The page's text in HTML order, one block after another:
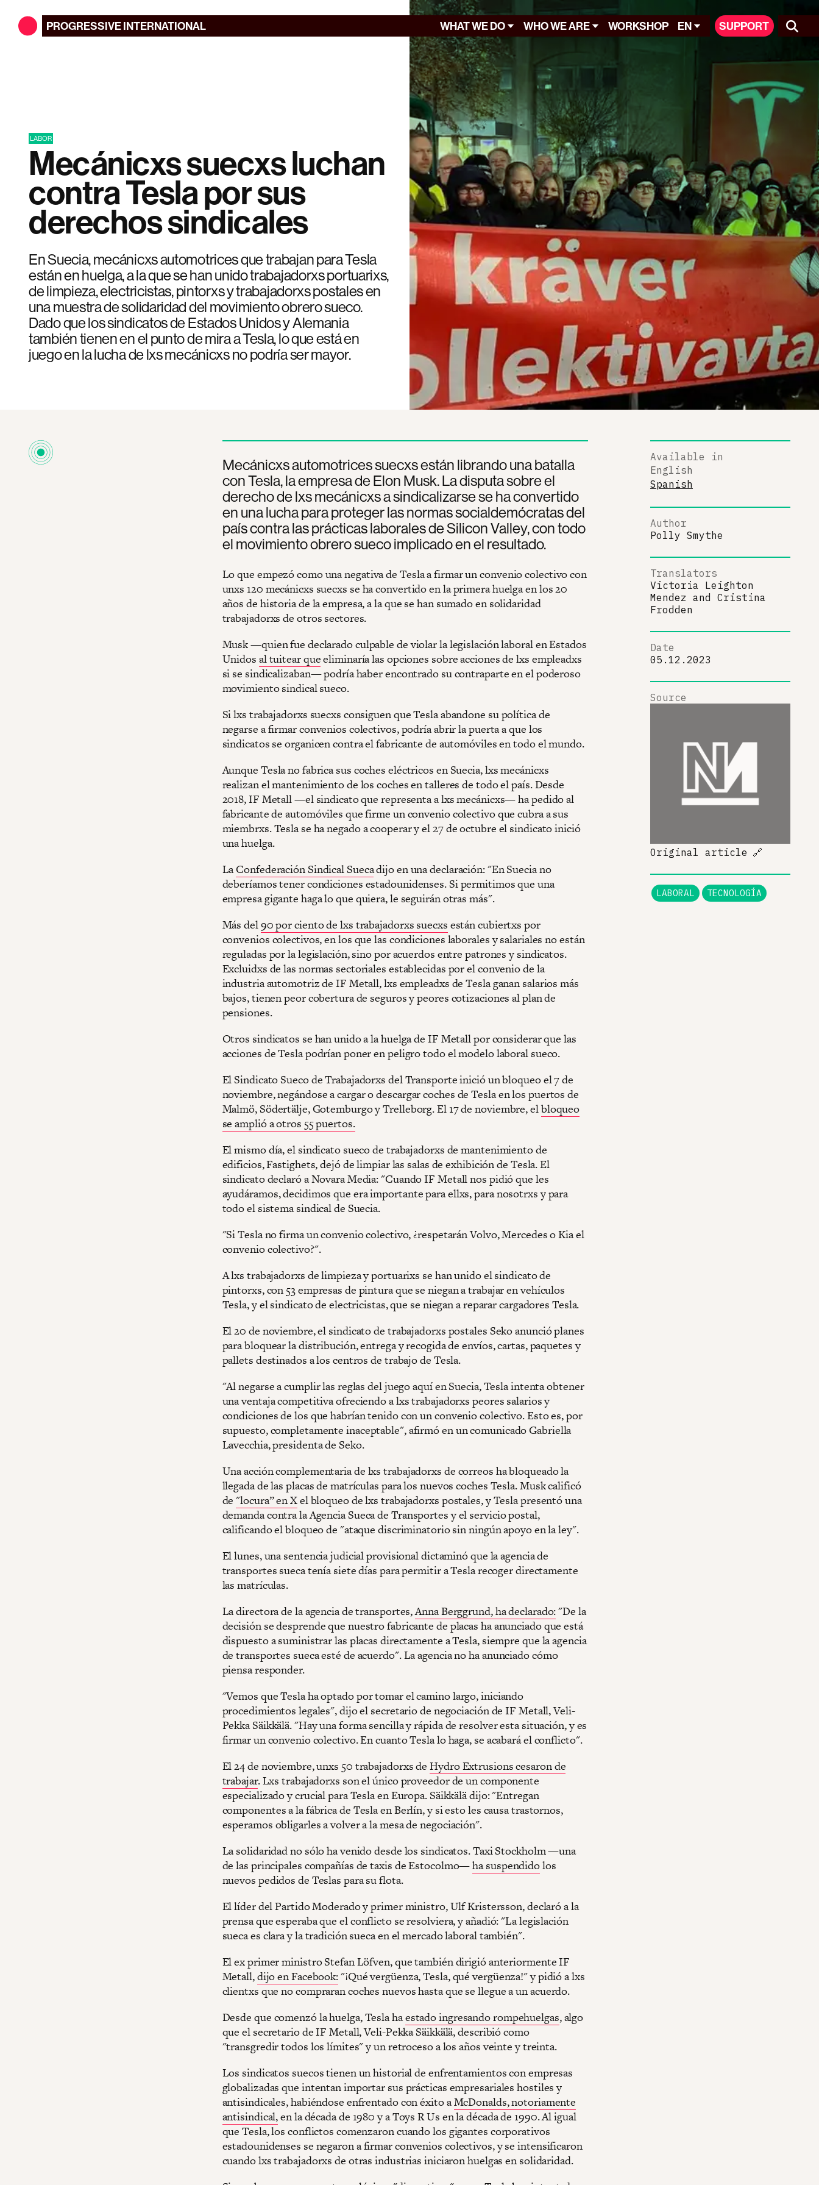
PROGRESSIVEINTERNATIONAL WHAT WE DO WHO WE ARE WORKSHOP EN SUPPORT
LABOR
Mecánicxs suecxs luchan
contra Tesla por sus
derechos sindicales
En Suecia, mecánicxs automotrices que trabajan para Tesla
están en huelga, a la que se han unido trabajadorxs portuarixs,
de limpieza, electricistas, pintorxs y trabajadorxs postales en
una muestra de solidaridad del movimiento obrero sueco.
Dado que los sindicatos de Estados Unidos y Alemania
también tienen en el punto de mira a Tesla, lo que está en
juego en la lucha de lxs mecánicxs no podría ser mayor.
Mecánicxs automotrices suecxs están librando una batalla
con Tesla, la empresa de Elon Musk. La disputa sobre el
derecho de lxs mecánicxs a sindicalizarse se ha convertido
en una lucha para proteger las normas socialdemócratas del
país contra las prácticas laborales de Silicon Valley, con todo
el movimiento obrero sueco implicado en el resultado.
Lo que empezó como una negativa de Tesla a firmar un convenio colectivo con
unxs 120 mecánicxs suecxs se ha convertido en la primera huelga en los 20
años de historia de la empresa, a la que se han sumado en solidaridad
trabajadorxs de otros sectores.
Musk —quien fue declarado culpable de violar la legislación laboral en Estados
Unidos al tuitear queeliminaría las opciones sobre acciones de lxs empleadxs
si se sindicalizaban— podría haber encontrado su contraparte en el poderoso
movimiento sindical sueco.
Si lxs trabajadorxs suecxs consiguen que Tesla abandone su política de
negarse a firmar convenios colectivos, podría abrir la puerta a que los
sindicatos se organicen contra el fabricante de automóviles en todo el mundo.
Aunque Tesla no fabrica sus coches eléctricos en Suecia, lxs mecánicxs
realizan el mantenimiento de los coches en talleres de todo el país. Desde
2018, IF Metall —el sindicato que representa a lxs mecánicxs— ha pedido al
fabricante de automóviles que firme un convenio colectivo que cubra a sus
miembrxs. Tesla se ha negado a cooperar y el 27 de octubre el sindicato inició
una huelga.
LaConfederación Sindical Suecadijo en una declaración: "En Suecia no
deberíamos tener condiciones estadounidenses. Si permitimos que una
empresa gigante haga lo que quiera, le seguirán otras más".
Más del90 por ciento de lxs trabajadorxs suecxs están cubiertxs por
convenios colectivos, en los que las condiciones laborales y salariales no están
reguladas por la legislación, sino por acuerdos entre patrones y sindicatos.
Excluidxs de las normas sectoriales establecidas por el convenio de la
industria automotriz de IF Metall, lxs empleadxs de Tesla ganan salarios más
bajos, tienen peor cobertura de seguros y peores cotizaciones al plan de
pensiones.
Otros sindicatos se han unido a la huelga de IF Metall por considerar que las
acciones de Tesla podrían poner en peligro todo el modelo laboral sueco.
El Sindicato Sueco de Trabajadorxs del Transporte inició un bloqueo el 7 de
noviembre, negándose a cargar o descargar coches de Tesla en los puertos de
Malmö, Södertälje, Gotemburgo y Trelleborg. El 17 de noviembre, elbloqueo
se amplió a otros 55 puertos.
El mismo día, el sindicato sueco de trabajadorxs de mantenimiento de
edificios, Fastighets, dejó de limpiar las salas de exhibición de Tesla. El
sindicato declaró a Novara Media: "Cuando IF Metall nos pidió que les
ayudáramos, decidimos que era importante para ellxs, para nosotrxs y para
todo el sistema sindical de Suecia.
"Si Tesla no firma un convenio colectivo, ¿respetarán Volvo, Mercedes o Kia el
convenio colectivo?".
A lxs trabajadorxs de limpieza y portuarixs se han unido el sindicato de
pintorxs, con 53 empresas de pintura que se niegan a trabajar en vehículos
Tesla, y el sindicato de electricistas, que se niegan a reparar cargadores Tesla.
El 20 de noviembre, el sindicato de trabajadorxs postales Seko anunció planes
para bloquear la distribución, entrega y recogida de envíos, cartas, paquetes y
pallets destinados a los centros de trabajo de Tesla.
"Al negarse a cumplir las reglas del juego aquí en Suecia, Tesla intenta obtener
una ventaja competitiva ofreciendo a lxs trabajadorxs peores salarios y
condiciones de los que habrían tenido con un convenio colectivo. Esto es, por
supuesto, completamente inaceptable", afirmó en un comunicado Gabriella
Lavecchia, presidenta de Seko.
Una acción complementaria de lxs trabajadorxs de correos ha bloqueado la
llegada de las placas de matrículas para los nuevos coches Tesla. Musk calificó
de"locura” en Xel bloqueo de lxs trabajadorxs postales, y Tesla presentó una
demanda contra la Agencia Sueca de Transportes y el servicio postal,
calificando el bloqueo de "ataque discriminatorio sin ningún apoyo en la ley".
El lunes, una sentencia judicial provisional dictaminó que la agencia de
transportes sueca tenía siete días para permitir a Tesla recoger directamente
las matrículas.
La directora de la agencia de transportes,Anna Berggrund, ha declarado:"De la
decisión se desprende que nuestro fabricante de placas ha anunciado que está
dispuesto a suministrar las placas directamente a Tesla, siempre que la agencia
de transportes sueca esté de acuerdo". La agencia no ha anunciado cómo
piensa responder.
"Vemos que Tesla ha optado por tomar el camino largo, iniciando
procedimientos legales", dijo el secretario de negociación de IF Metall, Veli-
Pekka Säikkälä. "Hay una forma sencilla y rápida de resolver esta situación, y es
firmar un convenio colectivo. En cuanto Tesla lo haga, se acabará el conflicto".
El 24 de noviembre, unxs 50 trabajadorxs deHydro Extrusions cesaron de
trabajar. Lxs trabajadorxs son el único proveedor de un componente
especializado y crucial para Tesla en Europa. Säikkälä dijo: "Entregan
componentes a la fábrica de Tesla en Berlín, y si esto les causa trastornos,
esperamos obligarles a volver a la mesa de negociación".
La solidaridad no sólo ha venido desde los sindicatos. Taxi Stockholm —una
de las principales compañías de taxis de Estocolmo—ha suspendidolos
nuevos pedidos de Teslas para su flota.
El líder del Partido Moderado y primer ministro, Ulf Kristersson, declaró a la
prensa que esperaba que el conflicto se resolviera, y añadió: "La legislación
sueca es clara y la tradición sueca en el mercado laboral también".
El ex primer ministro Stefan Löfven, que también dirigió anteriormente IF
Metall,dijo en Facebook:"¡Qué vergüenza, Tesla, qué vergüenza!" y pidió a lxs
clientxs que no compraran coches nuevos hasta que se llegue a un acuerdo.
Desde que comenzó la huelga, Tesla haestado ingresando rompehuelgas, algo
que el secretario de IF Metall, Veli-Pekka Säikkälä, describió como
"transgredir todos los límites" y un retroceso a los años veinte y treinta.
Los sindicatos suecos tienen un historial de enfrentamientos con empresas
globalizadas que intentan importar sus prácticas empresariales hostiles y
antisindicales, habiéndose enfrentado con éxito aMcDonalds, notoriamente
antisindical,en la década de 1980 y a Toys R Us en la década de 1990. Al igual
que Tesla, los conflictos comenzaron cuando los gigantes corporativos
estadounidenses se negaron a firmar convenios colectivos, y se intensificaron
cuando lxs trabajadorxs de otras industrias iniciaron huelgas en solidaridad.
Available in
English
Spanish
Author
Polly Smythe
Translators
Victoria Leighton
Mendez and Cristina
Frodden
Date
05.12.2023
Source
Original article 🔗
LABORAL TECNOLOGÍA